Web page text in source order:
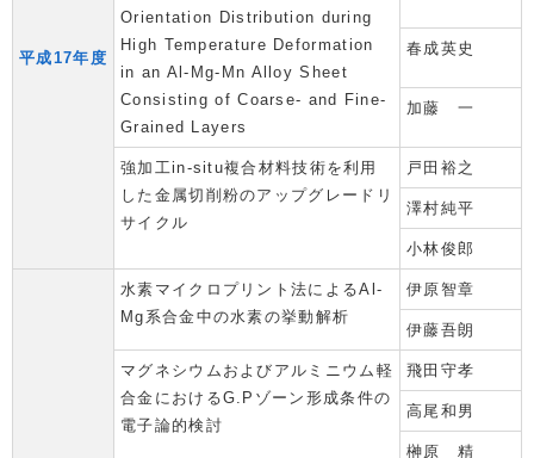
平成17年度
Orientation Distribution during
High Temperature Deformation
in an Al-Mg-Mn Alloy Sheet
Consisting of Coarse- and Fine-
Grained Layers
春成英史
加藤 一
強加工in-situ複合材料技術を利用
した金属切削粉のアップグレードリ
サイクル
戸田裕之
澤村純平
小林俊郎
水素マイクロプリント法によるAl-
Mg系合金中の水素の挙動解析
伊原智章
伊藤吾朗
マグネシウムおよびアルミニウム軽
合金におけるG.Pゾーン形成条件の
電子論的検討
飛田守孝
高尾和男
榊原 精